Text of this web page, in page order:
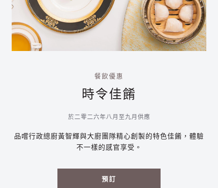
餐飲優惠
時令佳餚
於二零二六年八月至九月供應
品嚐行政總廚黃智輝與大廚團隊精心創製的特色佳餚，體驗
不一樣的感官享受。
預訂